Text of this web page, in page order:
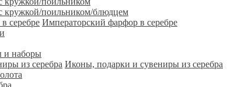
кружкой/поильником/блюдцем
Императорский фарфор в серебре
и наборы
Иконы, подарки и сувениры из серебра